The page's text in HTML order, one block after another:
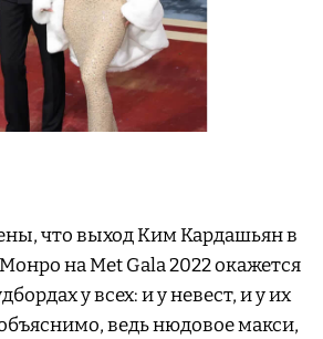
что выход Ким Кардашьян в
на Met Gala 2022 окажется
у всех: и у невест, и у их
ведь нюдовое макси,